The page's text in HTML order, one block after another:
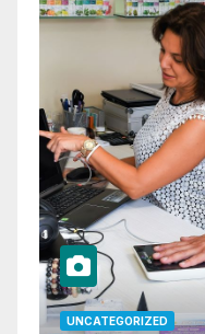
UNCATEGORIZED